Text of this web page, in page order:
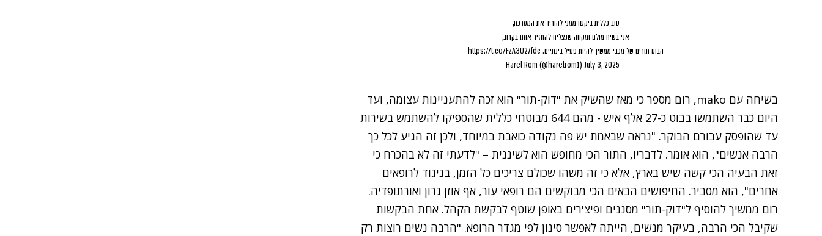
טוב כללית ביקשו ממני להוריד את המערכת,
אני בשיח מולם ומקווה שנצליח להחזיר אותו בקרוב,
הבוט תורים של מכבי ממשיך להיות פעיל בינתיים. https://t.co/FzA3U27fdc
— Harel Rom (@harelrom1)
July 3, 2025
בשיחה עם mako, רום מספר כי מאז שהשיק את "דוק-תור" הוא זכה להתעניינות עצומה, ועד
היום כבר השתמשו בבוט כ-27 אלף איש - מהם 644 מבוטחי כללית שהספיקו להשתמש בשירות
עד שהופסק עבורם הבוקר. "נראה שבאמת יש פה נקודה כואבת במיוחד, ולכן זה הגיע לכל כך
הרבה אנשים", הוא אומר. לדבריו, התור הכי מחופש הוא לשיננית – "לדעתי זה לא בהכרח כי
זאת הבעיה הכי קשה שיש בארץ, אלא כי זה משהו שכולם צריכים כל הזמן, בניגוד לרופאים
אחרים", הוא מסביר. החיפושים הבאים הכי מבוקשים הם רופאי עור, אף אוזן גרון ואורתופדיה.
רום ממשיך להוסיף ל"דוק-תור" מסננים ופיצ'רים באופן שוטף לבקשת הקהל. אחת הבקשות
שקיבל הכי הרבה, בעיקר מנשים, הייתה לאפשר סינון לפי מגדר הרופא. "הרבה נשים רוצות רק